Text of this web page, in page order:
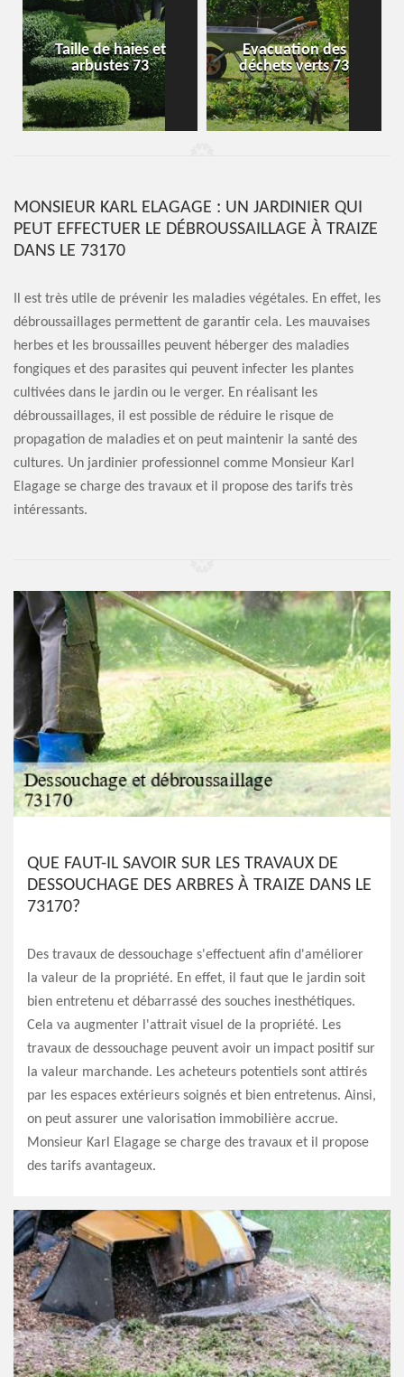
Taille de haies et
arbustes 73
Evacuation des
déchets verts 73
MONSIEUR KARL ELAGAGE : UN JARDINIER QUI
PEUT EFFECTUER LE DÉBROUSSAILLAGE À TRAIZE
DANS LE 73170
Il est très utile de prévenir les maladies végétales. En effet, les
débroussaillages permettent de garantir cela. Les mauvaises
herbes et les broussailles peuvent héberger des maladies
fongiques et des parasites qui peuvent infecter les plantes
cultivées dans le jardin ou le verger. En réalisant les
débroussaillages, il est possible de réduire le risque de
propagation de maladies et on peut maintenir la santé des
cultures. Un jardinier professionnel comme Monsieur Karl
Elagage se charge des travaux et il propose des tarifs très
intéressants.
QUE FAUT-IL SAVOIR SUR LES TRAVAUX DE
DESSOUCHAGE DES ARBRES À TRAIZE DANS LE
73170?
Des travaux de dessouchage s'effectuent afin d'améliorer
la valeur de la propriété. En effet, il faut que le jardin soit
bien entretenu et débarrassé des souches inesthétiques.
Cela va augmenter l'attrait visuel de la propriété. Les
travaux de dessouchage peuvent avoir un impact positif sur
la valeur marchande. Les acheteurs potentiels sont attirés
par les espaces extérieurs soignés et bien entretenus. Ainsi,
on peut assurer une valorisation immobilière accrue.
Monsieur Karl Elagage se charge des travaux et il propose
des tarifs avantageux.